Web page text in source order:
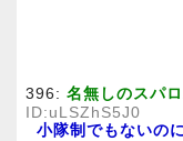
396: 名無しのスパ
ID:uLSZhS5J0
小隊制でもないの